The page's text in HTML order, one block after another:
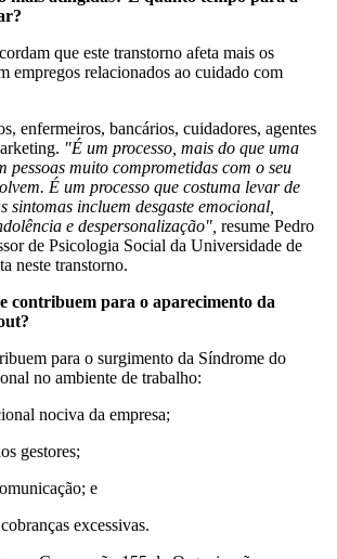
que este transtorno afeta mais os
empregos relacionados ao cuidado com
enfermeiros, bancários, cuidadores, agentes
"É um processo, mais do que uma
pessoas muito comprometidas com o seu
É um processo que costuma levar de
sintomas incluem desgaste emocional,
e despersonalização", resume Pedro
de Psicologia Social da Universidade de
neste transtorno.
contribuem para o aparecimento da
para o surgimento da Síndrome do
no ambiente de trabalho:
nociva da empresa;
gestores;
e
excessivas.